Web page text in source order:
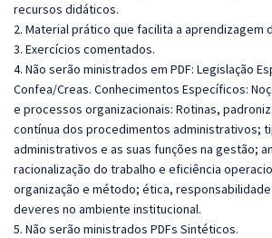
recursos didáticos.
2. Material prático que facilita a aprendizagem
3. Exercícios comentados.
4. Não serão ministrados em PDF: Legislação
Confea/Creas. Conhecimentos Específicos:
e processos organizacionais: Rotinas,
contínua dos procedimentos administrativos;
administrativos e as suas funções na gestão;
racionalização do trabalho e eficiência
organização e método; ética,
deveres no ambiente institucional.
5. Não serão ministrados PDFs Sintéticos.